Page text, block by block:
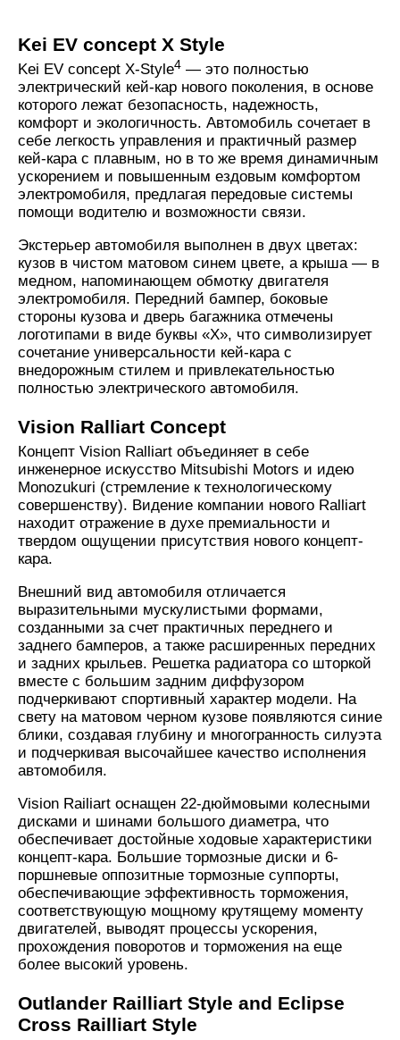
Kei EV concept X Style
Kei EV concept X-Style4 — это полностью
электрический кей-кар нового поколения, в основе
которого лежат безопасность, надежность,
комфорт и экологичность. Автомобиль сочетает в
себе легкость управления и практичный размер
кей-кара с плавным, но в то же время динамичным
ускорением и повышенным ездовым комфортом
электромобиля, предлагая передовые системы
помощи водителю и возможности связи.
Экстерьер автомобиля выполнен в двух цветах:
кузов в чистом матовом синем цвете, а крыша — в
медном, напоминающем обмотку двигателя
электромобиля. Передний бампер, боковые
стороны кузова и дверь багажника отмечены
логотипами в виде буквы «X», что символизирует
сочетание универсальности кей-кара с
внедорожным стилем и привлекательностью
полностью электрического автомобиля.
Vision Ralliart Concept
Концепт Vision Ralliart объединяет в себе
инженерное искусство Mitsubishi Motors и идею
Monozukuri (стремление к технологическому
совершенству). Видение компании нового Ralliart
находит отражение в духе премиальности и
твердом ощущении присутствия нового концепт-
кара.
Внешний вид автомобиля отличается
выразительными мускулистыми формами,
созданными за счет практичных переднего и
заднего бамперов, а также расширенных передних
и задних крыльев. Решетка радиатора со шторкой
вместе с большим задним диффузором
подчеркивают спортивный характер модели. На
свету на матовом черном кузове появляются синие
блики, создавая глубину и многогранность силуэта
и подчеркивая высочайшее качество исполнения
автомобиля.
Vision Railiart оснащен 22-дюймовыми колесными
дисками и шинами большого диаметра, что
обеспечивает достойные ходовые характеристики
концепт-кара. Большие тормозные диски и 6-
поршневые оппозитные тормозные суппорты,
обеспечивающие эффективность торможения,
соответствующую мощному крутящему моменту
двигателей, выводят процессы ускорения,
прохождения поворотов и торможения на еще
более высокий уровень.
Outlander Railliart Style and Eclipse
Cross Railliart Style